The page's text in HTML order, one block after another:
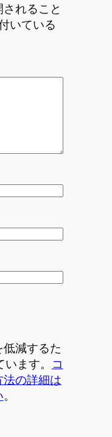
れること
いている
減するた
ます。
コ
法の詳細は
。